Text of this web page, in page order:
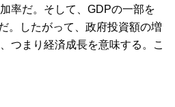
率だ。そして、GDPの一部を
。したがって、政府投資額の増
つまり経済成長を意味する。こ